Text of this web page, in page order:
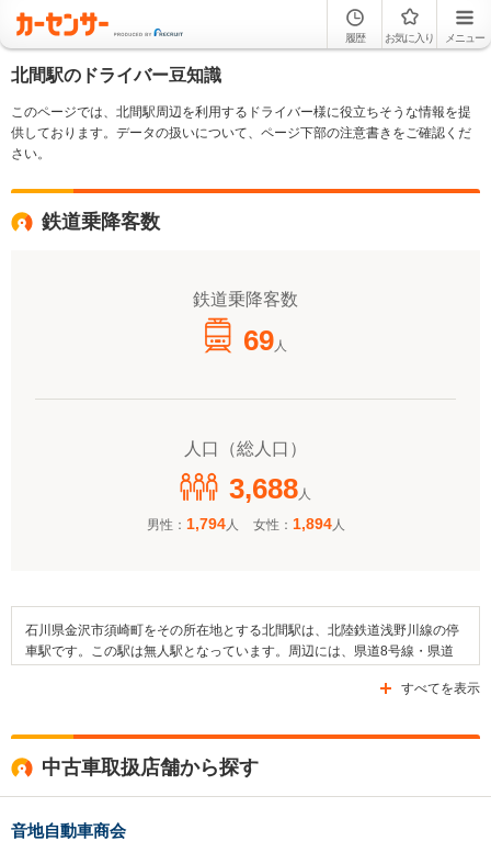
履歴 お気に入り メニュー
北間駅のドライバー豆知識
このページでは、北間駅周辺を利用するドライバー様に役立ちそうな情報を提
供しております。データの扱いについて、ページ下部の注意書きをご確認くだ
さい。
鉄道乗降客数
鉄道乗降客数
69 人
人口（総人口）
3,688 人
男性： 1,794人 女性： 1,894人
石川県金沢市須崎町をその所在地とする北間駅は、北陸鉄道浅野川線の停
車駅です。この駅は無人駅となっています。周辺には、県道8号線・県道
浦保育園前」停留所が設置されており、北陸鉄道の運行するバスを利用す
野川市民体育館、須岐神社などがあります。また、金沢市立浅野川小学校
や金沢市立大浦小学校、金沢市立粟崎小学校といった教育施設も近隣に設
けられています。
すべてを表示
中古車取扱店舗から探す
音地自動車商会